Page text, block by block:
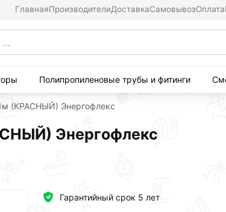
ГлавнаяПроизводителиДоставкаСамовывозОплата
Полипропиленовые трубы и фитинги
(КРАСНЫЙ) Энергофлекс
Энергофлекс
Гарантийный срок 5 лет